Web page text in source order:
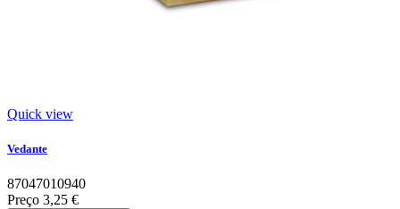
Quick view
Vedante
87047010940
Preço 3,25 €